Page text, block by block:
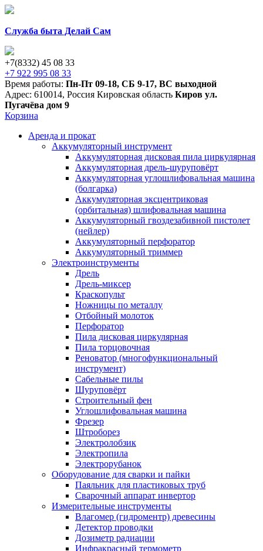
Служба быта Делай Сам
+7(8332) 45 08 33
+7 922 995 08 33
Время работы: Пн-Пт 09-18, СБ 9-17, ВС выходной
Адрес: 610014, Россия Кировская область Киров ул.
Пугачёва дом 9
Корзина
Аренда и прокат
Аккумуляторный инструмент
Аккумуляторная дисковая пила циркулярная
Аккумуляторная дрель-шуруповёрт
Аккумуляторная углошлифовальная машина
(болгарка)
Аккумуляторная эксцентриковая
(орбитальная) шлифовальная машина
Аккумуляторный гвоздезабивной пистолет
(нейлер)
Аккумуляторный перфоратор
Аккумуляторный триммер
Электроинструменты
Дрель
Дрель-миксер
Краскопульт
Ножницы по металлу
Отбойный молоток
Перфоратор
Пила дисковая циркулярная
Пила торцовочная
Реноватор (многофункциональный
инструмент)
Сабельные пилы
Шуруповёрт
Строительный фен
Углошлифовальная машина
Фрезер
Штроборез
Электролобзик
Электропила
Электрорубанок
Оборудование для сварки и пайки
Паяльник для пластиковых труб
Сварочный аппарат инвертор
Измерительные инструменты
Влагомер (гидроментр) древесины
Детектор проводки
Дозиметр радиации
Инфракрасный термометр